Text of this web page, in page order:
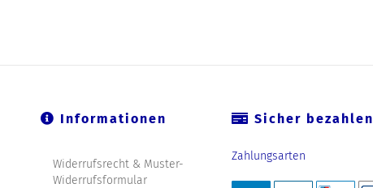
Informationen
Widerrufsrecht & Muster-
Widerrufsformular
Sicher bezahlen
Zahlungsarten